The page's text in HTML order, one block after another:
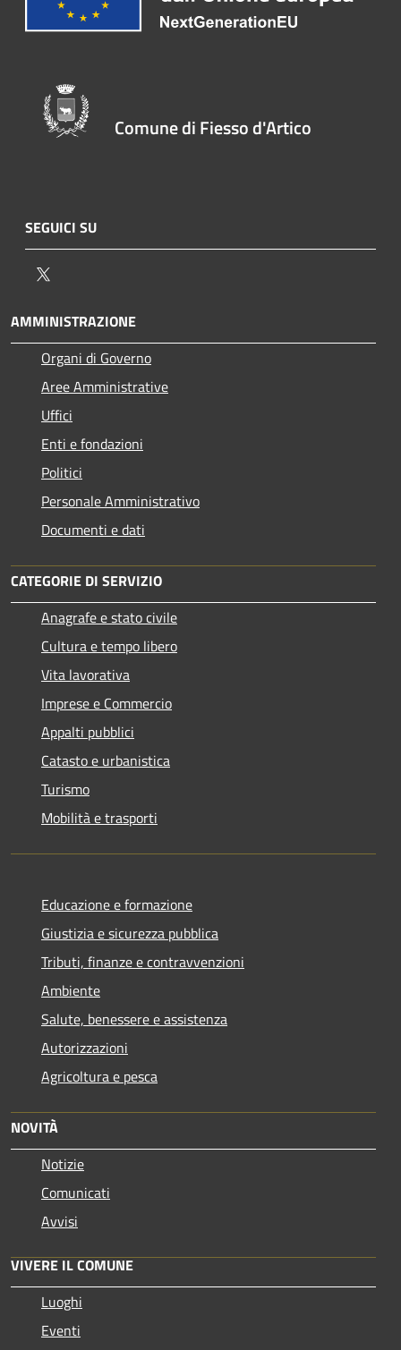
Comune di Fiesso d'Artico
SEGUICI SU
AMMINISTRAZIONE
Organi di Governo
Aree Amministrative
Uffici
Enti e fondazioni
Politici
Personale Amministrativo
Documenti e dati
CATEGORIE DI SERVIZIO
Anagrafe e stato civile
Cultura e tempo libero
Vita lavorativa
Imprese e Commercio
Appalti pubblici
Catasto e urbanistica
Turismo
Mobilità e trasporti
Educazione e formazione
Giustizia e sicurezza pubblica
Tributi, finanze e contravvenzioni
Ambiente
Salute, benessere e assistenza
Autorizzazioni
Agricoltura e pesca
NOVITÀ
Notizie
Comunicati
Avvisi
VIVERE IL COMUNE
Luoghi
Eventi